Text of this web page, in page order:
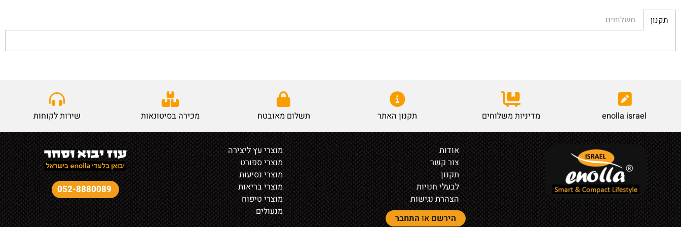
enolla israel מדיניות משלוחים תקנון האתר תשלום מאובטח מכירה בסיטונאות שירות לקוחות
אודות
צור קשר
תקנון
לבעלי חנויות
מוצרי עץ ליצירה
מוצרי ספורט
מוצרי נסיעות
מוצרי בריאות
052-8880089